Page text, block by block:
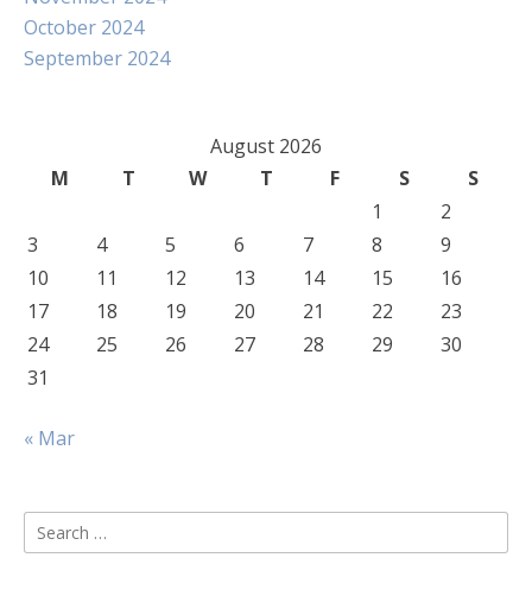
October 2024
September 2024
August 2026
M
T W T F S
S
1
2
3
4 5 6 7 8
9
10
11 12 13 14 15
16
17
18 19 20 21 22
23
24
25 26 27 28 29
30
31
« Mar
Search
for: